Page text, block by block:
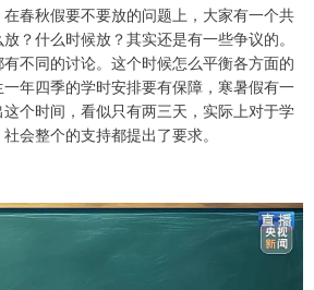
春秋假要不要放的问题上，大家有一个共
？什么时候放？其实还是有一些争议的。
不同的讨论。这个时候怎么平衡各方面的
年四季的学时安排要有保障，寒暑假有一
个时间，看似只有两三天，实际上对于学
会整个的支持都提出了要求。